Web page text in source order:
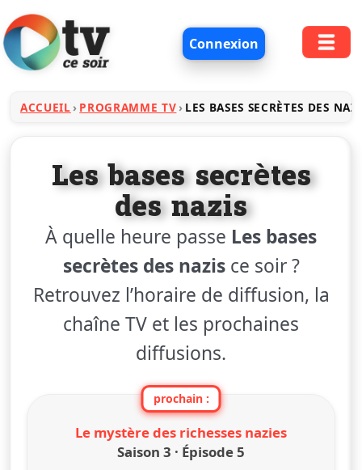
Connexion
ACCUEIL PROGRAMME TV LES BASES SECRÈTES DES
Les bases secrètes
des nazis
À quelle heure passe Les bases
secrètes des nazisce soir ?
Retrouvez l’horaire de diffusion, la
chaîne TV et les prochaines
diffusions.
prochain :
Le mystère des richesses nazies
Saison 3 · Épisode 5